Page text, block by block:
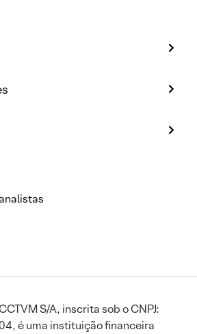
S/A, inscrita sob o CNPJ:
é uma instituição financeira